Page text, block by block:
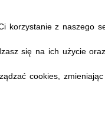
korzystanie z naszego
się na ich użycie
cookies,